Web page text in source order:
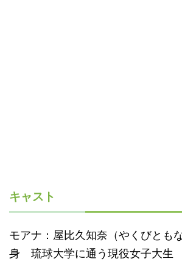
キャスト
モアナ：屋比久知奈（やくびとも
身 琉球大学に通う現役女子大生